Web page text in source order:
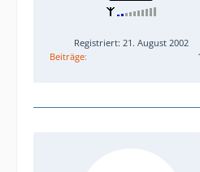
Registriert: 21. August 2002
Beiträge